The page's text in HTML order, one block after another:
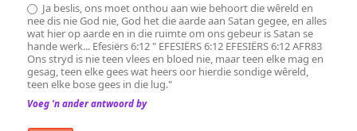
Ja beslis, ons moet onthou aan wie behoort die wêreld en
nee dis nie God nie, God het die aarde aan Satan gegee, en alles
wat hier op aarde en in die ruimte om ons gebeur is Satan se
hande werk... Efesiërs 6:12 " EFESIËRS 6:12 EFESIËRS 6:12 AFR83
Ons stryd is nie teen vlees en bloed nie, maar teen elke mag en
gesag, teen elke gees wat heers oor hierdie sondige wêreld,
teen elke bose gees in die lug."
Voeg 'n ander antwoord by